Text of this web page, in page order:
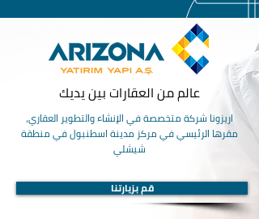
عالم من العقارات بين يديك
اريزونا شركة متخصصة في الإنشاء والتطوير العقاري،
مقرها الرئيسي في مركز مدينة اسطنبول في منطقة
شيشلي
قم بزيارتنا